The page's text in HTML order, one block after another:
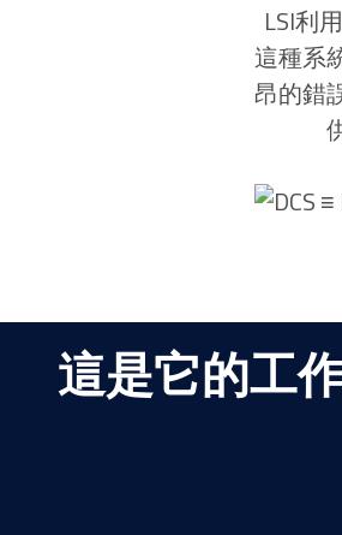
LSI利
這種系
昂的錯
這是它的工